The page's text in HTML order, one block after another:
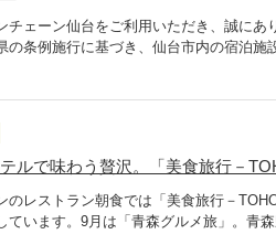
チェーン仙台をご利用いただき、誠にあ
の条例施行に基づき、仙台市内の宿泊施
ルで味わう贅沢。「美食旅行－
のレストラン朝食では「美食旅行－
ています。9月は「青森グルメ旅」。青